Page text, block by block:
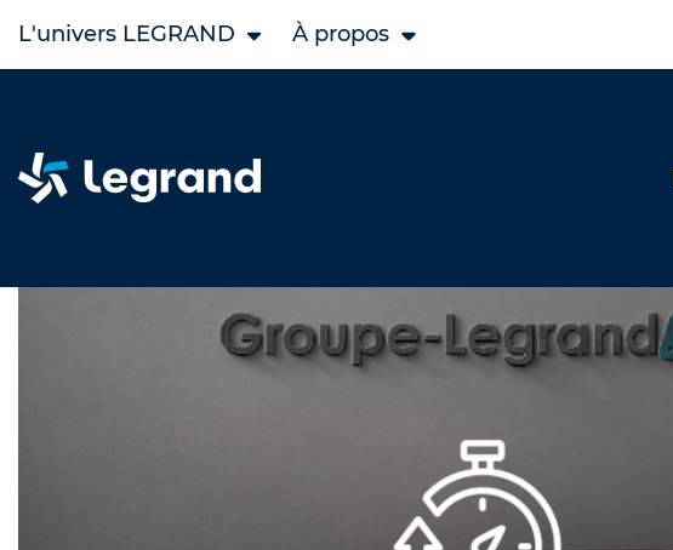
L'univers LEGRAND À propos
Accueil Legrand Occasion